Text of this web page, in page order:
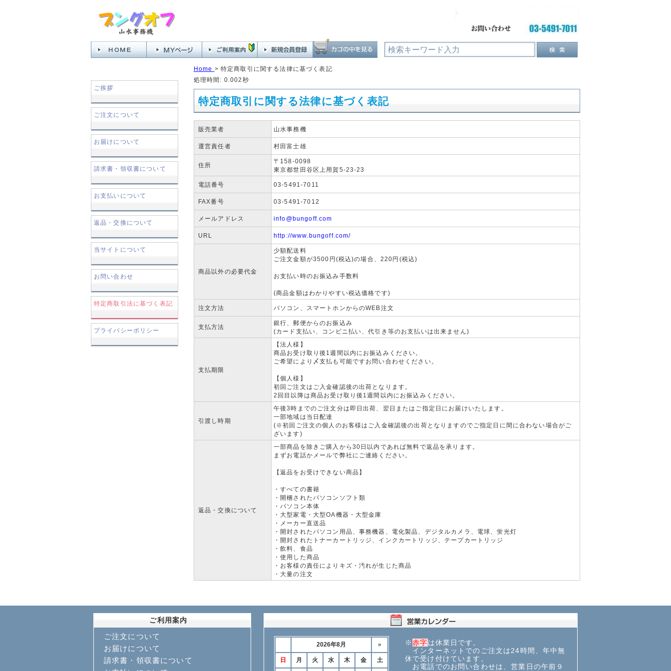
ご挨拶
ご注文について
お届けについて
請求書・領収書について
お支払いについて
返品・交換について
当サイトについて
お問い合わせ
特定商取引法に基づく表記
プライバシーポリシー
Home > 特定商取引に関する法律に基づく表記
処理時間: 0.002秒
特定商取引に関する法律に基づく表記
販売業者 山水事務機
運営責任者 村田富士雄
住所
〒158-0098
東京都世田谷区上用賀5-23-23
電話番号 03-5491-7011
FAX番号 03-5491-7012
メールアドレス info@bungoff.com
URL http://www.bungoff.com/
商品以外の必要代金
少額配送料
ご注文金額が3500円(税込)の場合、220円(税込)
お支払い時のお振込み手数料
(商品金額はわかりやすい税込価格です)
注文方法 パソコン、スマートホンからのWEB注文
支払方法
銀行、郵便からのお振込み
(カード支払い、コンビニ払い、代引き等のお支払いは出来ません)
支払期限
【法人様】
商品お受け取り後1週間以内にお振込みください。
ご希望により〆支払も可能ですお問い合わせください。
【個人様】
初回ご注文はご入金確認後の出荷となります。
2回目以降は商品お受け取り後1週間以内にお振込みください。
引渡し時期
午後3時までのご注文分は即日出荷、翌日またはご指定日にお届けいたします。
一部地域は当日配達
(※初回ご注文の個人のお客様はご入金確認後の出荷となりますのでご指定日に間に合わない場合がご
ざいます)
返品・交換について
一部商品を除きご購入から30日以内であれば無料で返品を承ります。
まずお電話かメールで弊社にご連絡ください。
【返品をお受けできない商品】
・すべての書籍
・開梱されたパソコンソフト類
・パソコン本体
・大型家電・大型OA機器・大型金庫
・メーカー直送品
・開封されたパソコン用品、事務機器、電化製品、デジタルカメラ、電球、蛍光灯
・開封されたトナーカートリッジ、インクカートリッジ、テープカートリッジ
・飲料、食品
・使用した商品
・お客様の責任によりキズ・汚れが生じた商品
・大量の注文
ご利用案内
ご注文について
お届けについて
請求書・領収書について
※赤字は休業日です。
インターネットでのご注文は24時間、年中無
休で受け付けています。
お電話でのお問い合わせは、営業日の午前９